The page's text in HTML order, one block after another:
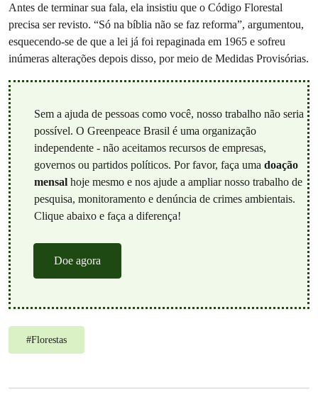
Antes de terminar sua fala, ela insistiu que o Código Florestal
precisa ser revisto. “Só na bíblia não se faz reforma”, argumentou,
esquecendo-se de que a lei já foi repaginada em 1965 e sofreu
inúmeras alterações depois disso, por meio de Medidas Provisórias.
Sem a ajuda de pessoas como você, nosso trabalho não seria
possível. O Greenpeace Brasil é uma organização
independente - não aceitamos recursos de empresas,
governos ou partidos políticos. Por favor, faça uma doação
mensalhoje mesmo e nos ajude a ampliar nosso trabalho de
pesquisa, monitoramento e denúncia de crimes ambientais.
Clique abaixo e faça a diferença!
Doe agora
#Florestas